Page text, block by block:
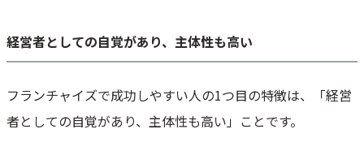
経営者としての自覚があり、主体性も高い
フランチャイズで成功しやすい人の1つ目の特徴は、「経営
者としての自覚があり、主体性も高い」ことです。